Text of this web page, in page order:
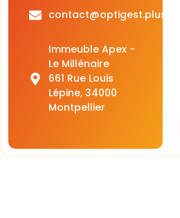
contact@optigest.plus
Immeuble Apex -
Le Millénaire
661 Rue Louis
Lépine, 34000
Montpellier